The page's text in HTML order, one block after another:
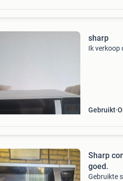
sharp
Ik verkoop
Gebruikt
Sharp
goed.
Gebruikte